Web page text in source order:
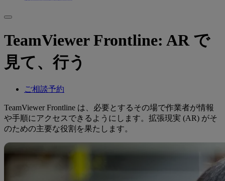
TeamViewer Frontline: AR で
見て、行う
ご相談予約
TeamViewer Frontline は、必要とするその場で作業者が情報
や手順にアクセスできるようにします。拡張現実 (AR) がそ
のための主要な役割を果たします。